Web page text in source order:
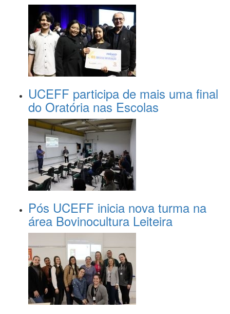
UCEFF participa de mais uma final
do Oratória nas Escolas
Pós UCEFF inicia nova turma na
área Bovinocultura Leiteira